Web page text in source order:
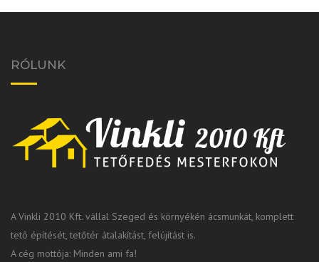
RÓLUNK
A Vinkli 2010 Kft. vállal Szeged és környékén ácsmunkát, komplett
tető építését, tetőtér átalakítást, felújítást is.
A cég mottója: Minden ami fa!